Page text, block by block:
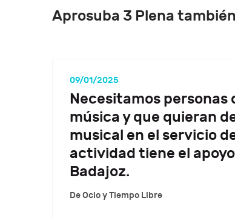
Aprosuba 3 Plena
09/01/2025
Necesitamos personas
música y que quieran
musical en el servicio
actividad tiene el
Badajoz.
De Ocio y Tiempo Libre